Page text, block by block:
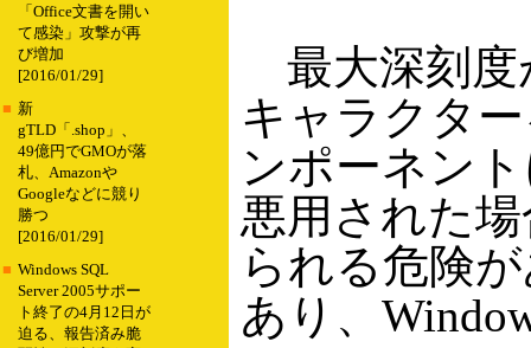
「Office文書を開い
て感染」攻撃が再
び増加
[2016/01/29]
■ 新
gTLD「.shop」、
49億円でGMOが落
札、Amazonや
Googleなどに競り
勝つ
[2016/01/29]
■ Windows SQL
Server 2005サポー
ト終了の4月12日が
迫る、報告済み脆
最大深刻度
キャラクタ
ンポーネン
悪用された
られる危険
あり、